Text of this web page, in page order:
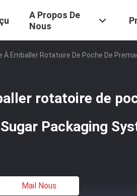
A Propos De
Nous
À Emballer Rotatoire De Poche De
rotatoire de
Packaging
Mail Nous